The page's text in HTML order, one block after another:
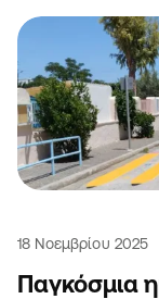
18 Νοεμβρίου 2025
Παγκόσμια